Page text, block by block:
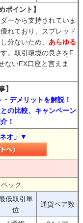
ポイント】
ーから支持されていま
れており、スプレッド
分ないため、 あらゆる
。取引環境の良さをF
ないFX口座と言えま
】
デメリットを解説！
の比較、キャンペーン
！
オ」▼
ック
低取引単
位
通貨ペア数